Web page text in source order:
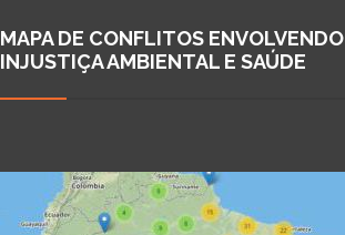
MAPA DE CONFLITOS ENVOLVENDO
INJUSTIÇA AMBIENTAL E SAÚDE